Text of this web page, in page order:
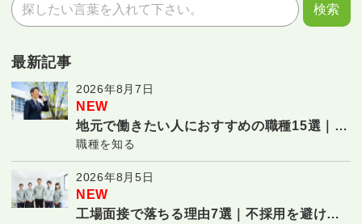
最新記事
2026年8月7日
NEW
地元で働きたい人におすすめの職種15選｜転
勤なしで長く働ける仕事
職種を知る
2026年8月5日
NEW
工場面接で落ちる理由7選｜不採用を避ける